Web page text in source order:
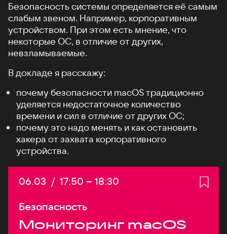
Безопасность системы определяется её самым
слабым звеном. Например, корпоративным
устройством. При этом есть мнение, что
некоторые ОС, в отличие от других,
невзламываемые.
В докладе я расскажу:
почему безопасности macOS традиционно
уделяется недостаточное количество
времени и сил в отличие от других ОС;
почему это надо менять и как остановить
хакера от захвата корпоративного
устройства.
Дата:
06.03 / Начало:
17:50 – Конец:
18:30
Безопасность
Мониторинг macOS